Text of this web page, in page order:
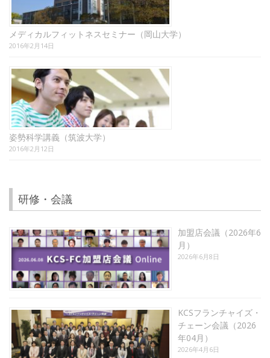
メディカルフィットネスセミナー（岡山大学）
2016年2月14日
姿勢科学講義（筑波大学）
2016年2月12日
研修・会議
加盟店会議（2026年6
月）
2026年6月8日
KCSフランチャイズ・
チェーン会議（2026
年04月）
2026年4月6日